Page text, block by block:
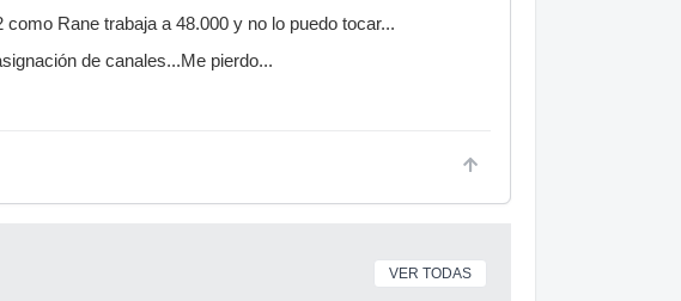
Rane trabaja a 48.000 y no lo puedo tocar...
de canales...Me pierdo...
VER TODAS